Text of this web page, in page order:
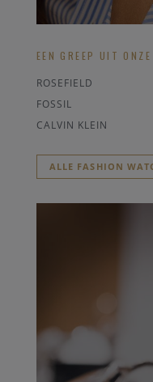
EEN GREEP UIT
ROSEFIELD
FOSSIL
CALVIN KLEIN
ALLE FASHION